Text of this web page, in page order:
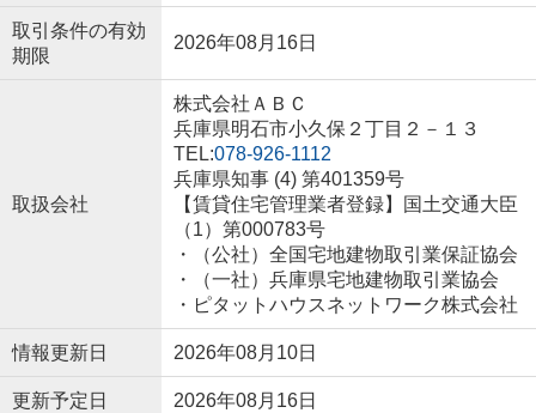
取引条件の有効
期限
2026年08月16日
取扱会社
株式会社ＡＢＣ
兵庫県明石市小久保２丁目２－１３
TEL:078-926-1112
兵庫県知事 (4) 第401359号
【賃貸住宅管理業者登録】国土交通大臣
（1）第000783号
・（公社）全国宅地建物取引業保証協会
・（一社）兵庫県宅地建物取引業協会
・ピタットハウスネットワーク株式会社
情報更新日 2026年08月10日
更新予定日 2026年08月16日